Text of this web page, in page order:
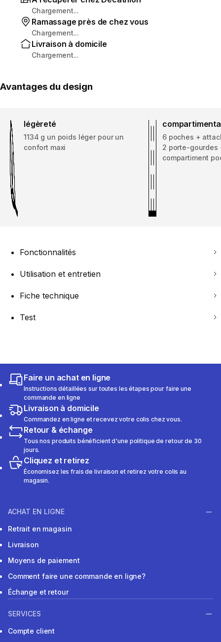
Chargement...
Ramassage près de chez vous
Chargement...
Livraison à domicile
Chargement...
Avantages du design
légèreté
1134 g un poids léger pour un
confort maxi
6 poches +
2 porte-gourdes
compartiment
Fonctionnalités
Utilisation et entretien
Fiche technique
Test
Faire un achat en ligne
Instructions détaillées sur toutes les étapes pour faire une
commande en ligne
Livraison à domicile
Commandez en ligne et recevez votre colis chez vous.
Retour & échange
Tous nos produits bénéficient d'une politique de retour de 30
jours.
Cliquez et retirez
Économisez les frais de livraison et retirez votre colis au
magasin.
ACHAT EN LIGNE
Retrait en magasin
Livraison
Moyens de paiement
Comment faire une commande en ligne?
Échange et retour
SERVICES
Compte client